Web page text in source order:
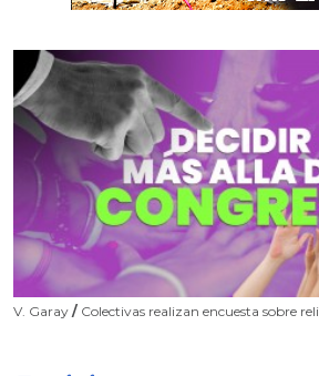
V. Garay / Colectivas realizan encuesta sobre